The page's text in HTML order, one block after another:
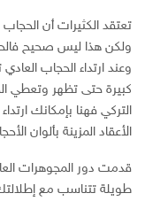
تعتقد الكثيرات أن
ولكن هذا ليس صحيح
وعند ارتداء الحجاب
كبيرة حتى تظهر وتعطي
التركي فهنا بإمكانك
الأعقاد المزينة بألوان
قدمت دور المجوهرات
طويلة تتناسب مع